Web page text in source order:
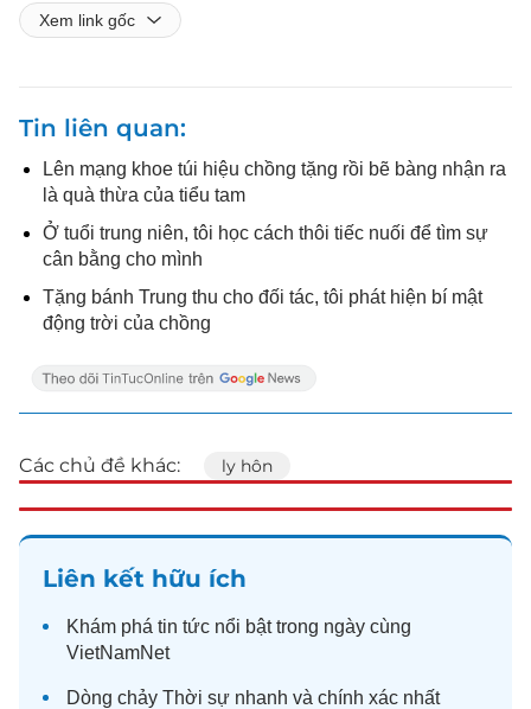
Xem link gốc
Tin liên quan
Lên mạng khoe túi hiệu chồng tặng rồi bẽ bàng nhận ra
là quà thừa của tiểu tam
Ở tuổi trung niên, tôi học cách thôi tiếc nuối để tìm sự
cân bằng cho mình
Tặng bánh Trung thu cho đối tác, tôi phát hiện bí mật
động trời của chồng
Các chủ đề khác: ly hôn
Liên kết hữu ích
Khám phá tin tức nổi bật trong ngày cùng
VietNamNet
Dòng chảy Thời sự nhanh và chính xác nhất